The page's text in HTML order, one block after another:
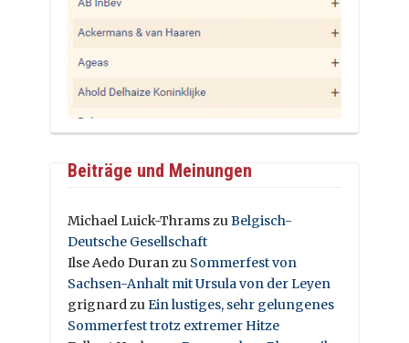
Beiträge und Meinungen
Michael Luick-ThramszuBelgisch-
Deutsche Gesellschaft
Ilse Aedo Duranzu Sommerfest von
Sachsen-Anhalt mit Ursula von der Leyen
grignardzuEin lustiges, sehr gelungenes
Sommerfest trotz extremer Hitze